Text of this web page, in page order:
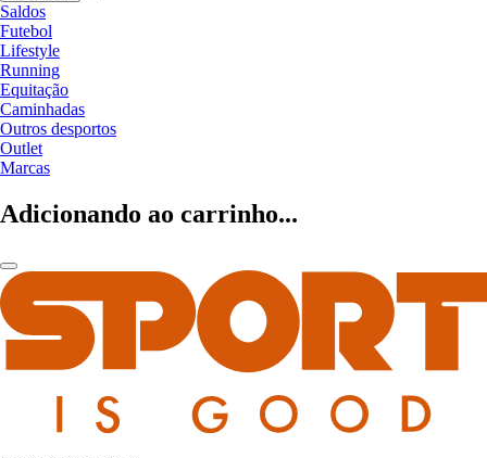
Saldos
Futebol
Lifestyle
Running
Equitação
Caminhadas
Outros desportos
Outlet
Marcas
Adicionando ao carrinho...